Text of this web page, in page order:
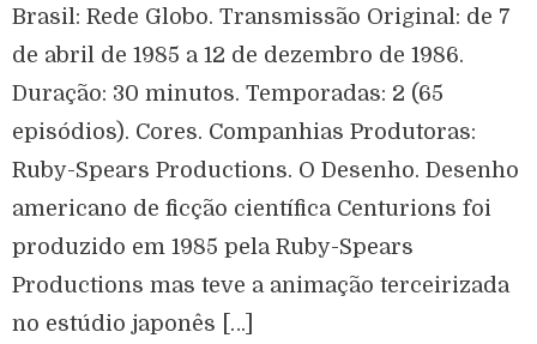
Brasil: Rede Globo. Transmissão Original: de 7
de abril de 1985 a 12 de dezembro de 1986.
Duração: 30 minutos. Temporadas: 2 (65
episódios). Cores. Companhias Produtoras:
Ruby-Spears Productions. O Desenho. Desenho
americano de ficção científica Centurions foi
produzido em 1985 pela Ruby-Spears
Productions mas teve a animação terceirizada
no estúdio japonês […]